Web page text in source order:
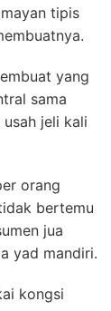
tipis
yang
sama
jeli kali
orang
bertemu
jua
yad mandiri.
kongsi